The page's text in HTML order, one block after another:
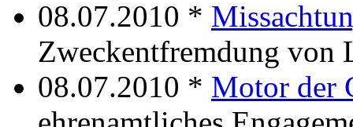
08.07.2010 *
Zweckentfremdung von
08.07.2010 * Motor der